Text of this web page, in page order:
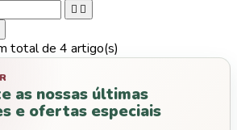
 
total de 4 artigo(s)
as nossas últimas
e ofertas especiais